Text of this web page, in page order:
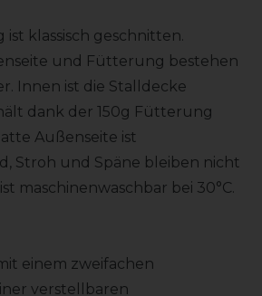
ist klassisch geschnitten.
und Fütterung bestehen
Innen ist die Stalldecke
dank der 150g Fütterung
Außenseite ist
Stroh und Späne bleiben nicht
maschinenwaschbar bei 30°C.
einem zweifachen
verstellbaren